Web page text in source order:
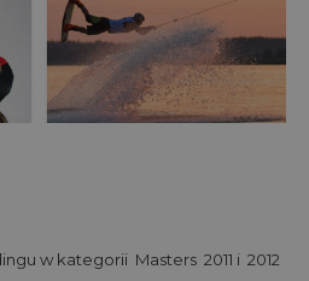
w kategorii Masters 2011 i 2012